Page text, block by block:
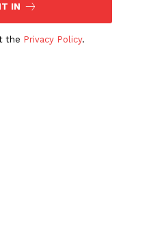
IN
the Privacy Policy.